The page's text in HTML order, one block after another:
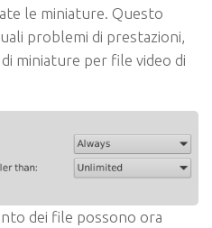
le miniature. Questo
problemi di prestazioni,
miniature per file video di
dei file possono ora